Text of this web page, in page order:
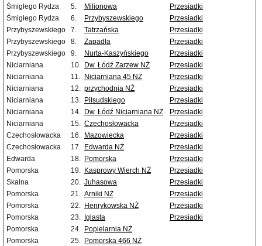
Śmigłego Rydza
5. Milionowa
Przesiadki
Śmigłego Rydza
6. Przybyszewskiego
Przesiadki
Przybyszewskiego
7. Tatrzańska
Przesiadki
Przybyszewskiego
8. Zapadła
Przesiadki
Przybyszewskiego
9. Nurta-Kaszyńskiego
Przesiadki
Niciarniana
10. Dw. Łódź Zarzew NŻ
Przesiadki
Niciarniana
11. Niciarniana 45 NŻ
Przesiadki
Niciarniana
12. przychodnia NŻ
Przesiadki
Niciarniana
13. Piłsudskiego
Przesiadki
Niciarniana
14. Dw. Łódź Niciarniana NŻ
Przesiadki
Niciarniana
15. Czechosłowacka
Przesiadki
Czechosłowacka
16. Mazowiecka
Przesiadki
Czechosłowacka
17. Edwarda NŻ
Przesiadki
Edwarda
18. Pomorska
Przesiadki
Pomorska
19. Kasprowy Wierch NŻ
Przesiadki
Skalna
20. Juhasowa
Przesiadki
Pomorska
21. Arniki NŻ
Przesiadki
Pomorska
22. Henrykowska NŻ
Przesiadki
Pomorska
23. Iglasta
Przesiadki
Pomorska
24. Popielarnia NŻ
Pomorska
25. Pomorska 466 NŻ